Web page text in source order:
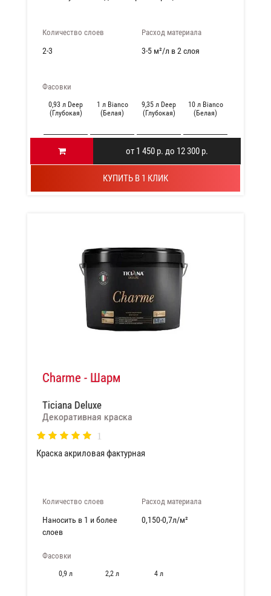
Количество слоев
2-3
Расход материала
3-5 м²/л в 2 слоя
Фасовки
0,93 л Deep
(Глубокая)
1 л Bianco
(Белая)
9,35 л Deep
(Глубокая)
10 л Bianco
(Белая)
от 1 450 р. до 12 300 р.
КУПИТЬ В 1 КЛИК
Charme - Шарм
Ticiana Deluxe
Декоративная краска
1
Краска акриловая фактурная
Количество слоев
Наносить в 1 и более
слоев
Расход материала
0,150-0,7л/м²
Фасовки
0,9 л 2,2 л 4 л